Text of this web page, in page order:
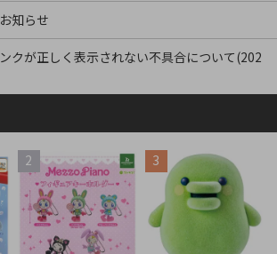
知らせ
クが正しく表示されない不具合について(202
2 3